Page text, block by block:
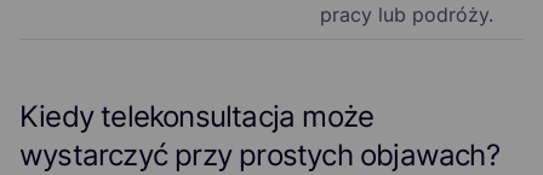
pracy lub podróży.
Kiedy telekonsultacja może
wystarczyć przy prostych objawach?